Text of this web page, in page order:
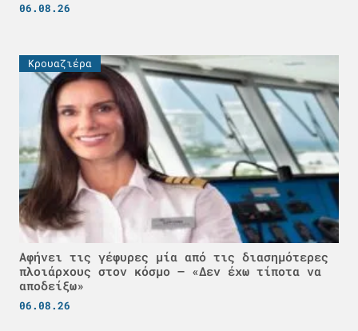
06.08.26
Κρουαζιέρα
Αφήνει τις γέφυρες μία από τις διασημότερες
πλοιάρχους στον κόσμο – «Δεν έχω τίποτα να
αποδείξω»
06.08.26